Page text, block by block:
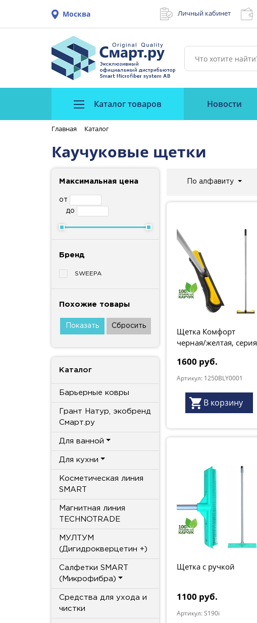
Москва Личный кабинет
Каталог товаров Новости
Главная Каталог
Каучуковые щетки
Максимальная цена
от
до
Бренд
SWEEPA
Похожие товары
Каталог
Барьерные ковры
Грант Натур, экобренд
Смарт.ру
Для ванной
Для кухни
Косметическая линия
SMART
Магнитная линия
TECHNOTRADE
МУЛТУМ
(Дигидрокверцетин +)
Салфетки SMART
(Микрофибра)
Средства для ухода и
чистки
По алфавиту
Щетка Комфорт
черная/желтая, серия
1600 руб.
Артикул: 1250BLY0001
В корзину
Щетка с ручкой
1100 руб.
Артикул: S190i